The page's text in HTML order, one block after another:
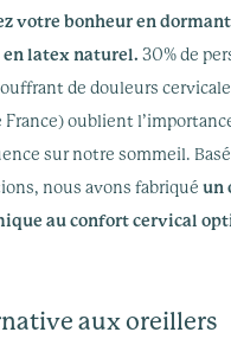
votre bonheur en
en latex naturel. 30% de
de douleurs
oublient
sur notre sommeil. Basé
nous avons fabriqué un
au confort cervical
aux oreillers